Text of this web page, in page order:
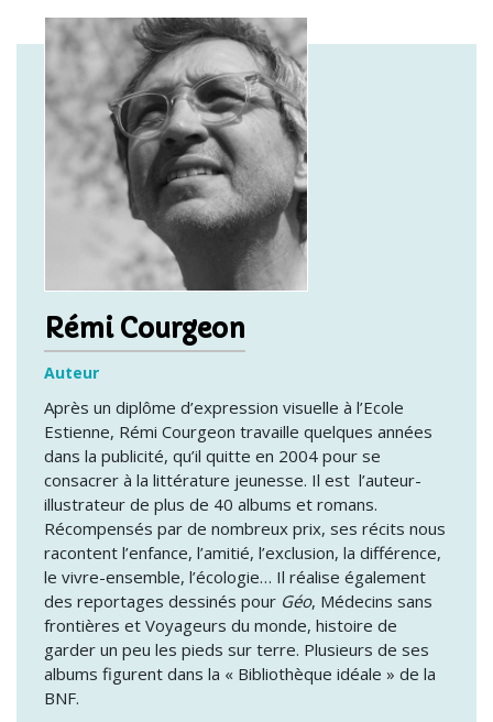
Rémi Courgeon
Auteur
Après un diplôme d’expression visuelle à l’Ecole
Estienne, Rémi Courgeon travaille quelques années
dans la publicité, qu’il quitte en 2004 pour se
consacrer à la littérature jeunesse. Il est l’auteur-
illustrateur de plus de 40 albums et romans.
Récompensés par de nombreux prix, ses récits nous
racontent l’enfance, l’amitié, l’exclusion, la différence,
le vivre-ensemble, l’écologie… Il réalise également
des reportages dessinés pour Géo, Médecins sans
frontières et Voyageurs du monde, histoire de
garder un peu les pieds sur terre. Plusieurs de ses
albums figurent dans la « Bibliothèque idéale » de la
BNF.